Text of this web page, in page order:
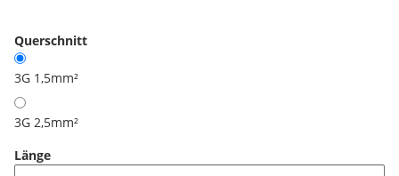
Querschnitt
3G 1,5mm²
3G 2,5mm²
Länge